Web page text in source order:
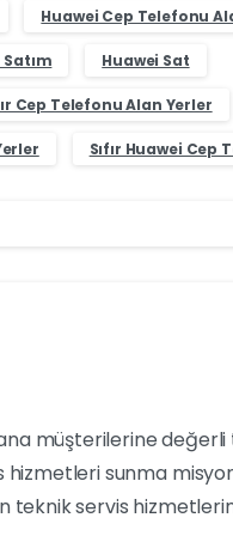
Huawei Cep Telefonu
Huawei Sat
Cep Telefonu Alan Yerler
Sıfır Huawei Cep
müşterilerine
sunma
teknik servis